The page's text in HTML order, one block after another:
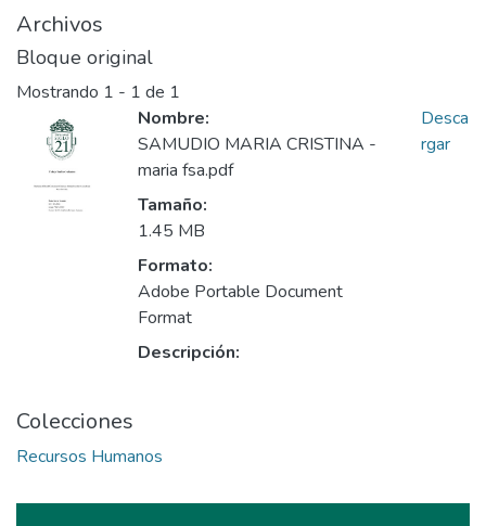
Archivos
Bloque original
Mostrando 1 - 1 de 1
Nombre:
SAMUDIO MARIA CRISTINA -
maria fsa.pdf
Tamaño:
1.45 MB
Formato:
Adobe Portable Document
Format
Descripción:
Desca
rgar
Colecciones
Recursos Humanos